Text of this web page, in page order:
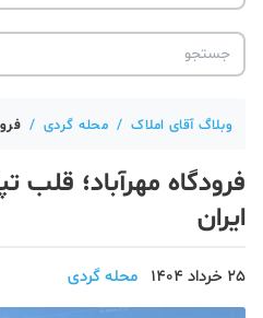
آکادمی آقای املاک
آموزش املاک
آموزش پلتفرم آقای املاک
اخبار مسکن
تحلیل مسکن
وبلاگ آقای املاک / محله گردی /
فرودگاه مهرآباد؛ قلب
ایران
25 خرداد 1404 محله گردی